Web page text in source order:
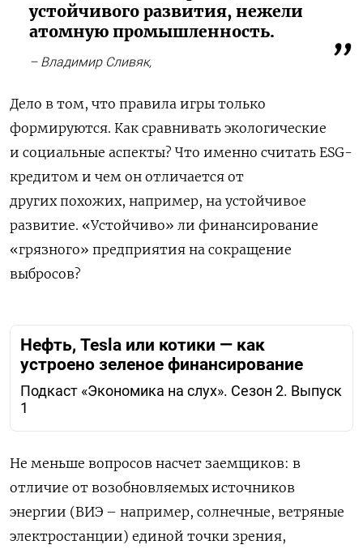
устойчивого развития, нежели
атомную промышленность.
– Владимир Сливяк,
Дело в том, что правила игры только
формируются. Как сравнивать экологические
и социальные аспекты? Что именно считать ESG-
кредитом и чем он отличается от
другихпохожих, например, на устойчивое
развитие. «Устойчиво» ли финансирование
«грязного» предприятия на сокращение
выбросов?
Нефть, Tesla или котики — как
устроено зеленое финансирование
Подкаст «Экономика на слух». Сезон 2. Выпуск
1
Не меньше вопросов насчет заемщиков: в
отличие от возобновляемых источников
энергии (ВИЭ – например, солнечные, ветряные
электростанции) единой точки зрения,